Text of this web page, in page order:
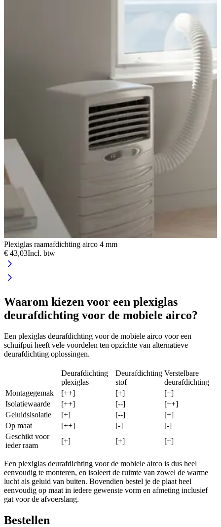
Plexiglas raamafdichting airco 4 mm
€ 43,03Incl. btw
Waarom kiezen voor een plexiglas
deurafdichting voor de mobiele airco?
Een plexiglas deurafdichting voor de mobiele airco voor een
schuifpui heeft vele voordelen ten opzichte van alternatieve
deurafdichting oplossingen.
Deurafdichting
plexiglas
Deurafdichting
stof
Verstelbare
deurafdichting
Montagegemak
[++] [+]
[+]
Isolatiewaarde
[++] [--]
[++]
Geluidsisolatie
[+] [--]
[+]
Op maat
[++] [-]
[-]
Geschikt voor
ieder raam
[+] [+] [+]
Een plexiglas deurafdichting voor de mobiele airco is dus heel
eenvoudig te monteren, en isoleert de ruimte van zowel de warme
lucht als geluid van buiten. Bovendien bestel je de plaat heel
eenvoudig op maat in iedere gewenste vorm en afmeting inclusief
gat voor de afvoerslang.
Bestellen